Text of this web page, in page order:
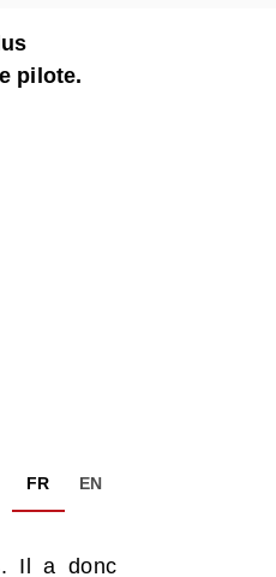
pilote.
FR EN
Il a donc